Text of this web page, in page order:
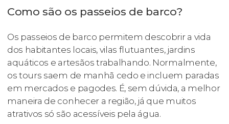
Como são os passeios de barco?
Os passeios de barco permitem descobrir a vida
dos habitantes locais, vilas flutuantes, jardins
aquáticos e artesãos trabalhando. Normalmente,
os tours saem de manhã cedo e incluem paradas
em mercados e pagodes. É, sem dúvida, a melhor
maneira de conhecer a região, já que muitos
atrativos só são acessíveis pela água.